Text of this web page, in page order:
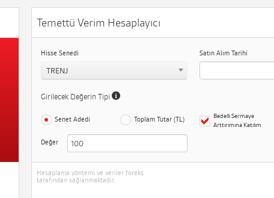
Temettü Verim Hesaplayıcı
Hisse Senedi
TRENJ
Satın Alım Tarihi
Girilecek Değerin Tipi
Senet Adedi Toplam Tutar (TL)
Bedelli Sermaye
Arttırımına Katılım
Değer
Hesaplama yöntemi ve veriler foreks
tarafından sağlanmaktadır.